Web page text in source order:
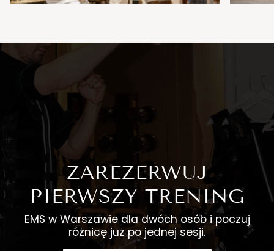
ZAREZERWUJ
PIERWSZY TRENING
EMS w Warszawie dla dwóch osób i poczuj
różnicę już po jednej sesji.